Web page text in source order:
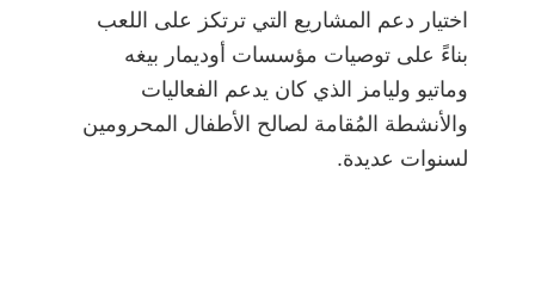
اختيار دعم المشاريع التي ترتكز على اللعب
بناءً على توصيات مؤسسات أوديمار بيغه
وماتيو وليامز الذي كان يدعم الفعاليات
والأنشطة المُقامة لصالح الأطفال المحرومين
لسنوات عديدة.